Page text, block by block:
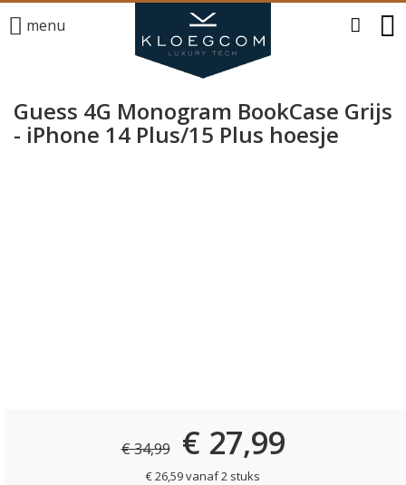
menu
Guess 4G Monogram BookCase Grijs
- iPhone 14 Plus/15 Plus hoesje
€ 34,99 € 27,99
€ 26,59 vanaf 2 stuks